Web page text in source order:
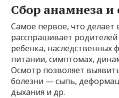
Сбор анамнеза и
Самое первое, что
расспрашивает
ребенка, наследственных
питании, симптомах,
Осмотр позволяет
болезни — сыпь,
дыхания и др.